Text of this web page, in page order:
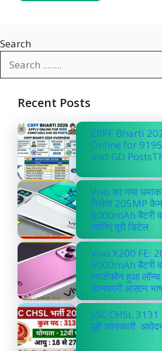
Search
Recent Posts
CRPF Bharti
Online for
and GD
Vivo का नया
मिलेगा 205MP
6000mAh बैटरी
जानिए पूरी डिटेल
Vivo X200 FE:
6000mAh बैटरी
स्मार्टफोन हुआ लॉन्च
जानकारी आसान
SSC CHSL 3131
पूरी जानकारी